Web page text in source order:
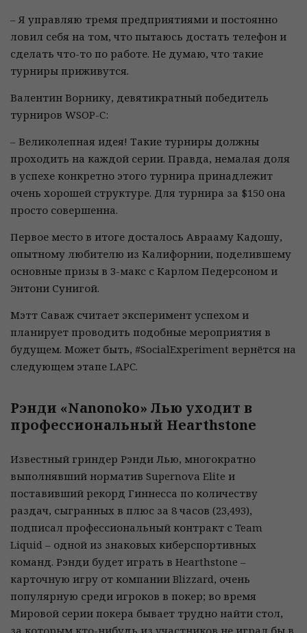
– Я управляю тремя предприятиями и постоянно
ловил себя на том, что пытаюсь достать телефон и
сделать что-то по работе. Не думаю, что такие
турниры приживутся.
Валентин Ворнику, девятикратный победитель
турниров WSOP-C:
– Великолепная идея! Такие турниры должны
проходить на каждой серии. Правда, немалая доля
в успехе конкретно этого турнира принадлежит
очень хорошей структуре. Для турнира за $150 она
просто совершенна.
Первое место в итоге досталось Аврааму Кадошу,
опытному любителю из Калифорнии, поделившему
основные призы в 3-макс с Карлом Педерсоном и
Энтони Сунигой.
Мэтт Саваж считает эксперимент успехом и
планирует проводить подобные мероприятия в
будущем. Может быть, #SocialExperiment вернётся на
следующем этапе LAPC.
Рэнди «Nanonoko» Лью уходит в
профессиональный Hearthstone
Известный гриндер Рэнди Лью, многократно
выполнявший норматив Supernova Elite и
поставивший рекорд Гиннесса по количеству
раздач, сыгранных в плюс за 8 часов (23,493),
подписал профессиональный контракт с Team
Liquid – одной из знаковых киберспортивных
команд. Рэнди будет играть в Hearthstone –
карточную игру от компании Blizzard, очень
популярную среди игроков в покер; во время
Мировой серии покера бывает трудно найти стол,
за которым кто-нибудь из участников не играл бы в